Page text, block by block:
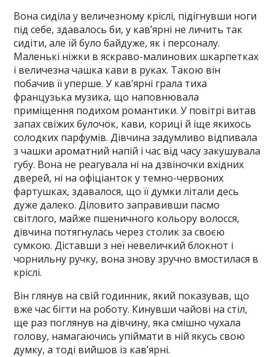
Вона сиділа у величезному кріслі, підігнувши ноги
під себе, здавалось би, у кав’ярні не личить так
сидіти, але їй було байдуже, як і персоналу.
Маленькі ніжки в яскраво-малинових шкарпетках
і величезна чашка кави в руках. Такою він
побачив її уперше. У кав’ярні грала тиха
французька музика, що наповнювала
приміщення подихом романтики. У повітрі витав
запах свіжих булочок, кави, кориці й іще якихось
солодких парфумів. Дівчина задумливо відпивала
з чашки ароматний напій і час від часу закушувала
губу. Вона не реагувала ні на дзвіночки вхідних
дверей, ні на офіціанток у темно-червоних
фартушках, здавалося, що її думки літали десь
дуже далеко. Діловито заправивши пасмо
світлого, майже пшеничного кольору волосся,
дівчина потягнулась через столик за своєю
сумкою. Діставши з неї невеличкий блокнот і
чорнильну ручку, вона знову зручно вмостилася в
кріслі.
Він глянув на свій годинник, який показував, що
вже час бігти на роботу. Кинувши чайові на стіл,
ще раз поглянув на дівчину, яка смішно чухала
голову, намагаючись упіймати в ній якусь свою
думку, а тоді вийшов із кав’ярні.